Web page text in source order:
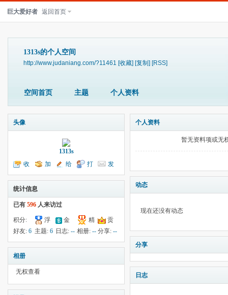
巨大爱好者 返回首页
1313s的个人空间
http://www.judaniang.com/?11461 [收藏] [复制] [RSS]
空间首页 主题 个人资料
头像
1313s
收
听TA
加
为好友
给
我留言
打
个招呼
发
送消息
统计信息
已有 596 人来访过
积分:
-12
浮
云:
金
钱:4
精
华:--
贡
献:--
好友: 6 主题: 6 日志:-- 相册: -- 分享:--
相册
无权查看
个人资料
暂无资料项或无
动态
现在还没有动态
分享
日志